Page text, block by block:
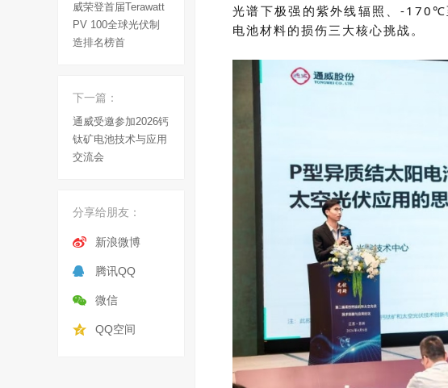
威荣登首届Terawatt
PV 100全球光伏制
造排名榜首
下一篇：
通威受邀参加2026钙
钛矿电池技术与应用
交流会
分享给朋友：
新浪微博
腾讯QQ
微信
QQ空间
光谱下极强的紫外线辐照、-
电池材料的损伤三大核心挑战。